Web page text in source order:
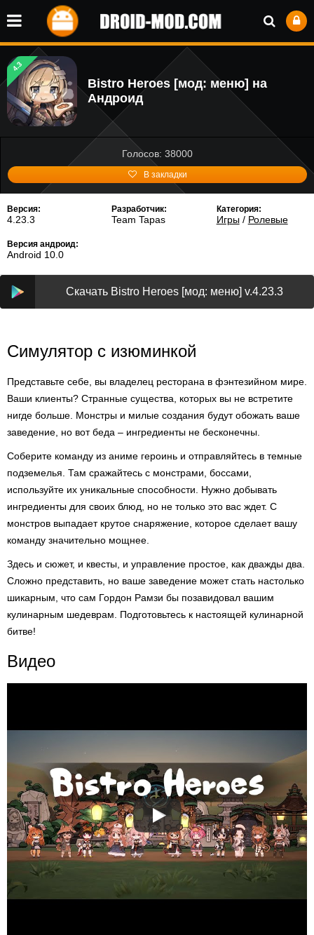
4.3
Bistro Heroes [мод: меню] на
Андроид
Голосов: 38000
В закладки
Версия:
4.23.3
Разработчик:
Team Tapas
Категория:
Игры/ Ролевые
Версия андроид:
Android 10.0
Скачать Bistro Heroes [мод: меню] v.4.23.3
Симулятор с изюминкой
Представьте себе, вы владелец ресторана в фэнтезийном мире.
Ваши клиенты? Странные существа, которых вы не встретите
нигде больше. Монстры и милые создания будут обожать ваше
заведение, но вот беда – ингредиенты не бесконечны.
Соберите команду из аниме героинь и отправляйтесь в темные
подземелья. Там сражайтесь с монстрами, боссами,
используйте их уникальные способности. Нужно добывать
ингредиенты для своих блюд, но не только это вас ждет. С
монстров выпадает крутое снаряжение, которое сделает вашу
команду значительно мощнее.
Здесь и сюжет, и квесты, и управление простое, как дважды два.
Сложно представить, но ваше заведение может стать настолько
шикарным, что сам Гордон Рамзи бы позавидовал вашим
кулинарным шедеврам. Подготовьтесь к настоящей кулинарной
битве!
Видео